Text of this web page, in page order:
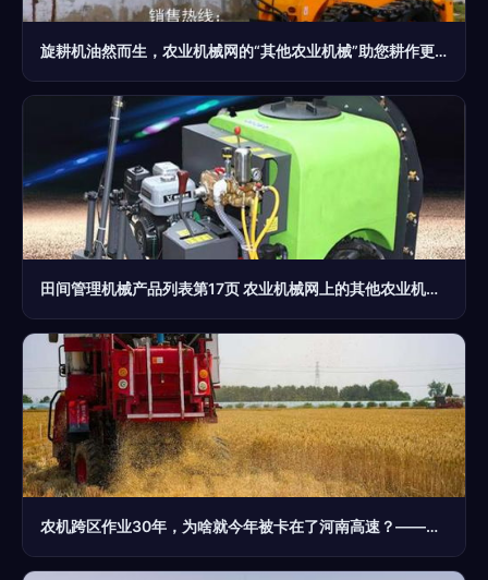
旋耕机油然而生，农业机械网的“其他农业机械”助您耕作更高效
田间管理机械产品列表第17页 农业机械网上的其他农业机械精选
农机跨区作业30年，为啥就今年被卡在了河南高速？——透视“麦收通行难”背后的农机困局